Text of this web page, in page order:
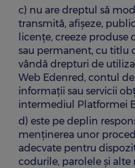
c) nu are dreptul să
transmită, afişeze,
licenţe, creeze produse
sau permanent, cu titlu
vândă drepturi de
Web Edenred, contul
informaţii sau servicii
intermediul Platformei
d) este pe deplin
menținerea unor
adecvate pentru
codurile, parolele şi